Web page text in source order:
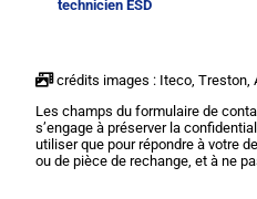
technicien ESD
crédits images : Iteco, Treston,
Les champs du formulaire de
s’engage à préserver la
utiliser que pour répondre à votre
ou de pièce de rechange, et à ne